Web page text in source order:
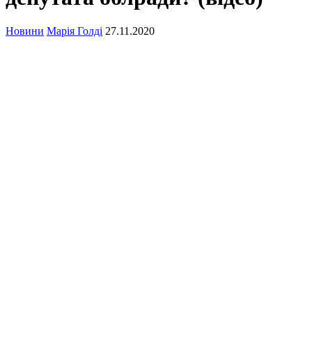
Новини Марія Голді 27.11.2020